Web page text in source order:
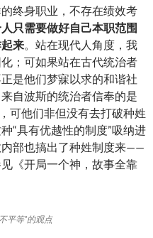
终身职业，不存在绩效考
只需要做好自己本职范围
来。站在现代人角度，我
；可如果站在古代统治者
是他们梦寐以求的和谐社
自波斯的统治者信奉的是
可他们非但没有去打破种姓
“具有优越性的制度”吸纳进
部也搞出了种姓制度来——
《开局一个神，故事全靠
平等”的观点